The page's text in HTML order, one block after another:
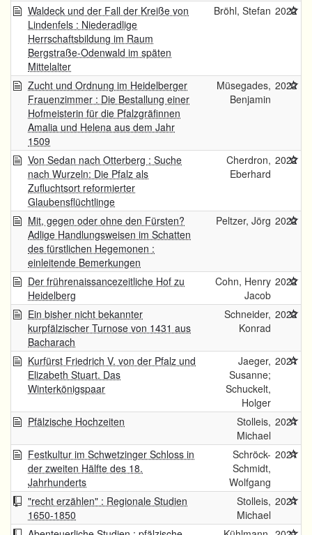
Waldeck und der Fall der Kreiße von
Lindenfels : Niederadlige
Herrschaftsbildung im Raum
Bergstraße-Odenwald im späten
Mittelalter
Bröhl, Stefan 2022
Zucht und Ordnung im Heidelberger
Frauenzimmer : Die Bestallung einer
Hofmeisterin für die Pfalzgräfinnen
Amalia und Helena aus dem Jahr
1509
Müsegades,
Benjamin
2022
Von Sedan nach Otterberg : Suche
nach Wurzeln: Die Pfalz als
Zufluchtsort reformierter
Glaubensflüchtlinge
Cherdron,
Eberhard
2022
Mit, gegen oder ohne den Fürsten?
Adlige Handlungsweisen im Schatten
des fürstlichen Hegemonen :
einleitende Bemerkungen
Peltzer, Jörg 2022
Der frührenaissancezeitliche Hof zu
Heidelberg
Cohn, Henry
Jacob
2022
Ein bisher nicht bekannter
kurpfälzischer Turnose von 1431 aus
Bacharach
Schneider,
Konrad
2022
Kurfürst Friedrich V. von der Pfalz und
Elizabeth Stuart. Das
Winterkönigspaar
Jaeger,
Susanne;
Schuckelt,
Holger
2021
Pfälzische Hochzeiten
Stolleis,
Michael
2021
Festkultur im Schwetzinger Schloss in
der zweiten Hälfte des 18.
Jahrhunderts
Schröck-
Schmidt,
Wolfgang
2021
"recht erzählen" : Regionale Studien
1650-1850
Stolleis,
Michael
2021